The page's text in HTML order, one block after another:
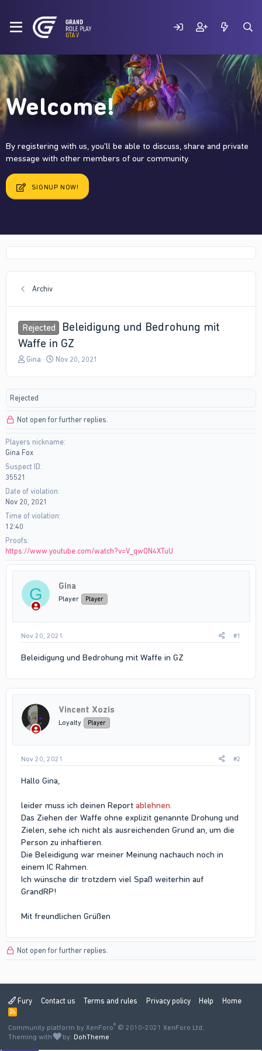
Welcome!
By registering with us, you'll be able to discuss, share and private
message with other members of our community.
SIGNUP NOW!
Archiv
Rejected
Beleidigung und Bedrohung mit
Waffe in GZ
T
a
s
a
r
t
Gina
S
a
e
Nov 20, 2021
Rejected
Not open for further replies.
Players nickname
Gina Fox
Suspect ID
35521
Date of violation
Nov 20, 2021
Time of violation
12:40
Proofs
https://www.youtube.com/watch?v=V_qwON4XTuU
G Gina
Player Player
Nov 20, 2021 #1
Beleidigung und Bedrohung mit Waffe in GZ
Vincent Xozis
Loyalty Player
Nov 20, 2021 #2
Hallo Gina,
leider muss ich deinen Report ablehnen.
Das Ziehen der Waffe ohne explizit genannte Drohung und
Zielen, sehe ich nicht als ausreichenden Grund an, um die
Person zu inhaftieren.
Die Beleidigung war meiner Meinung nachauch noch in
einem IC Rahmen.
Ich wünsche dir trotzdem viel Spaß weiterhin auf
GrandRP!
Mit freundlichen Grüßen
Not open for further replies.
Fury Contact us Terms and rules Privacy policy Help Home
R
S
Community platform by XenForo® © 2010-2021 XenForo Ltd.
Theming with
by: DohTheme